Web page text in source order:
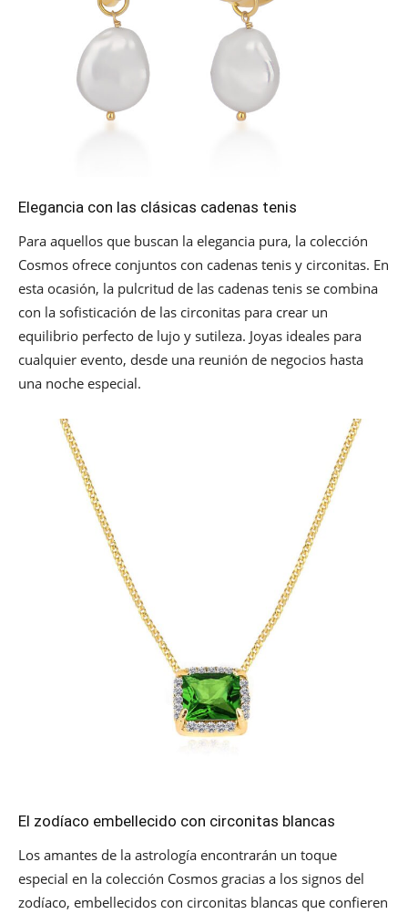
Elegancia con las clásicas cadenas tenis
Para aquellos que buscan la elegancia pura, la colección
Cosmos ofrece conjuntos con cadenas tenis y circonitas. En
esta ocasión, la pulcritud de las cadenas tenis se combina
con la sofisticación de las circonitas para crear un
equilibrio perfecto de lujo y sutileza. Joyas ideales para
cualquier evento, desde una reunión de negocios hasta
una noche especial.
El zodíaco embellecido con circonitas blancas
Los amantes de la astrología encontrarán un toque
especial en la colección Cosmos gracias a los signos del
zodíaco, embellecidos con circonitas blancas que confieren